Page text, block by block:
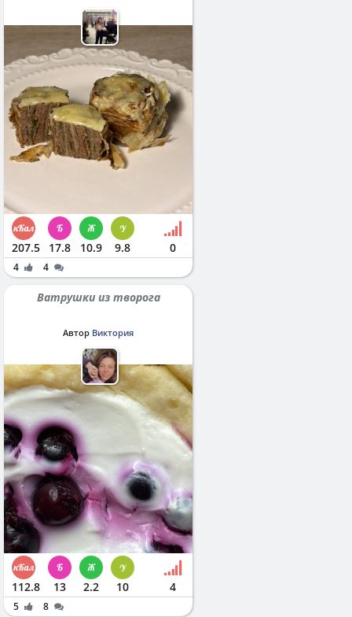
207.5 17.8 10.9 9.8 0
4 4
Ватрушки из творога
Автор Виктория
112.8 13 2.2 10 4
5 8